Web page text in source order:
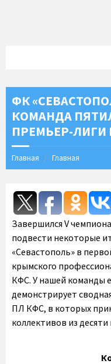
ФК
КОМАНДА
ПРЕМЬЕР-ЛИГИ
Главная Главная
Завершился V
подвести некоторые
«Севастополь» в
крымского
КФС. У нашей команды
демонстрирует
ПЛ КФС, в которых
коллективов из